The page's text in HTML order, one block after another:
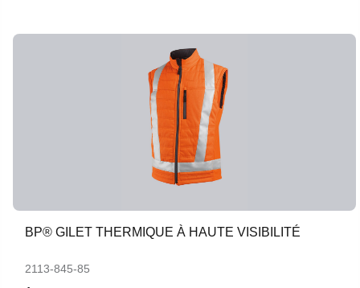
BP® GILET THERMIQUE À HAUTE VISIBILITÉ
2113-845-85